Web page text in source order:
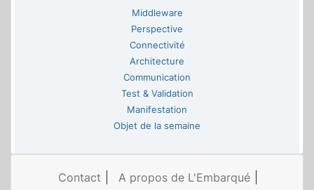
Middleware
Perspective
Connectivité
Architecture
Communication
Test & Validation
Manifestation
Objet de la semaine
Contact A propos de L'Embarqué